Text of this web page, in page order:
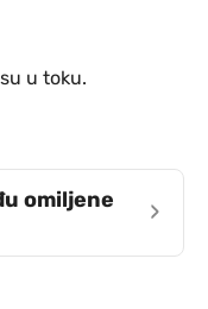
u toku.
omiljene
›